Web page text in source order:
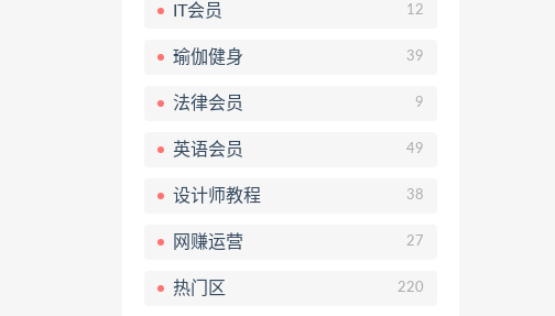
IT会员 12
瑜伽健身 39
法律会员 9
英语会员 49
设计师教程 38
网赚运营 27
热门区 220